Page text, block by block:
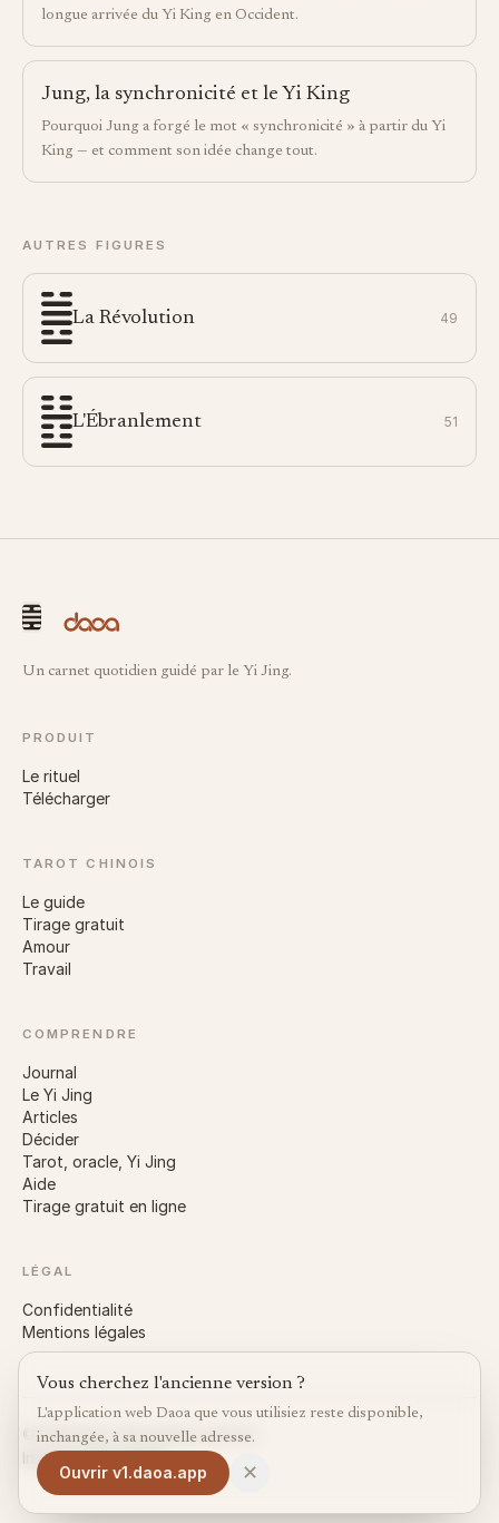
longue arrivée du Yi King en Occident.
Jung, la synchronicité et le Yi King
Pourquoi Jung a forgé le mot « synchronicité » à partir du Yi
King — et comment son idée change tout.
AUTRES FIGURES
La Révolution 49
L'Ébranlement 51
Un carnet quotidien guidé par le Yi Jing.
PRODUIT
Le rituel
Télécharger
TAROT CHINOIS
Le guide
Tirage gratuit
Amour
Travail
COMPRENDRE
Journal
Le Yi Jing
Articles
Décider
Tarot, oracle, Yi Jing
Aide
Tirage gratuit en ligne
LÉGAL
Confidentialité
Mentions légales
©2026Daoa. Tous droits réservés.
Instagram
Vous cherchez l'ancienne version ?
L'application web Daoa que vous utilisiez reste disponible,
inchangée, à sa nouvelle adresse.
Ouvrir v1.daoa.app ✕